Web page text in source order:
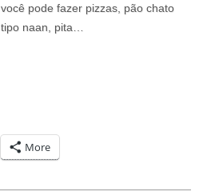
você pode fazer pizzas, pão chato
tipo naan, pita…
More